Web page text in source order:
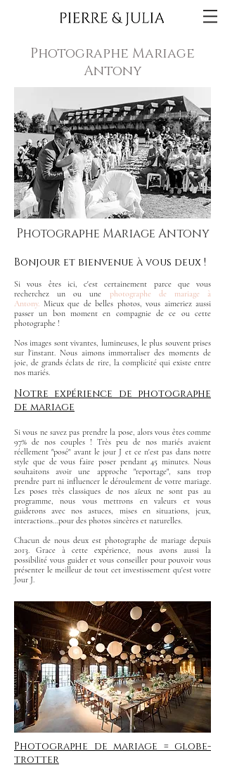
Photographe Mariage
Antony
Photographe Mariage Antony
Bonjour et bienvenue à vous deux !
Si vous êtes ici, c'est certainement parce que vous
recherchez un ou une photographe de mariage à
Antony. Mieux que de belles photos, vous aimeriez aussi
passer un bon moment en compagnie de ce ou cette
photographe !
Nos images sont vivantes, lumineuses, le plus souvent prises
sur l'instant. Nous aimons immortaliser des moments de
joie, de grands éclats de rire, la complicité qui existe entre
nos mariés.
Notre expérience de photographe
de mariage
Si vous ne savez pas prendre la pose, alors vous êtes comme
97% de nos couples ! Très peu de nos mariés avaient
réellement "posé" avant le jour J et ce n'est pas dans notre
style que de vous faire poser pendant 45 minutes. Nous
souhaitons avoir une approche "reportage", sans trop
prendre part ni influencer le déroulement de votre mariage.
Les poses très classiques de nos aïeux ne sont pas au
programme, nous vous mettrons en valeurs et vous
guiderons avec nos astuces, mises en situations, jeux,
interactions...pour des photos sincères et naturelles.
Chacun de nous deux est photographe de mariage depuis
2013. Grace à cette expérience, nous avons aussi la
possibilité vous guider et vous conseiller pour pouvoir vous
présenter le meilleur de tout cet investissement qu'est votre
Jour J.
Photographe de mariage = globe-
trotter